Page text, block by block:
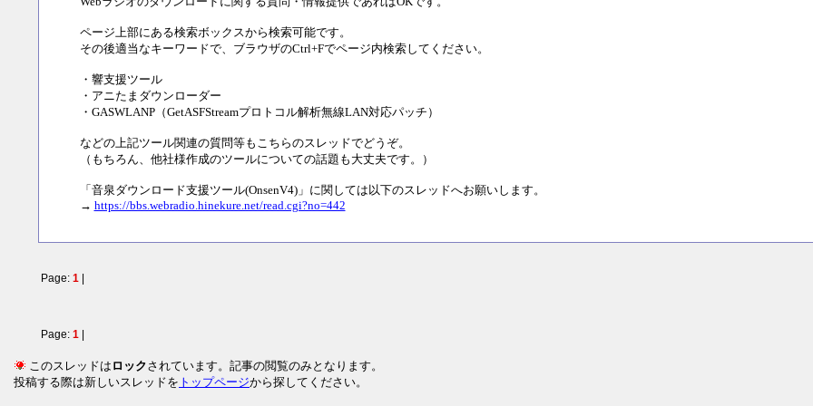
ページ上部にある検索ボックスから検索可能です。
その後適当なキーワードで、ブラウザのCtrl+Fでページ内検索してください。
・響支援ツール
・アニたまダウンローダー
・GASWLANP（GetASFStreamプロトコル解析無線LAN対応パッチ）
などの上記ツール関連の質問等もこちらのスレッドでどうぞ。
（もちろん、他社様作成のツールについての話題も大丈夫です。）
「音泉ダウンロード支援ツール(OnsenV4)」に関しては以下のスレッドへお願いします。
→ https://bbs.webradio.hinekure.net/read.cgi?no=442
Page: 1|
Page: 1|
このスレッドは ロックされています。記事の閲覧のみとなります。
投稿する際は新しいスレッドを トップページから探してください。